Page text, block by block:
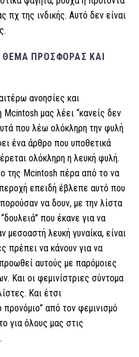
πχ της ινδικής. Αυτό δεν είναι
ΘΈΜΑ ΠΡΟΣΦΟΡΆΣ ΚΑΙ
ανοησίες και
Mcintosh μας λέει “κανείς δεν
που λέω ολόκληρη την φυλή
ένα άρθρο που υποθετικά
ολόκληρη η λευκή φυλή.
της Mcintosh πέρα από το να
επειδή έβλεπε αυτό που
να δουν, με την λίστα
που έκανε για να
μεσοαστή λευκή γυναίκα, είναι
πρέπει να κάνουν για να
αυτούς με παρόμοιες
Και οι φεμινίστριες σύντομα
Και έτσι
προνόμιο” από τον φεμινισμό
για όλους μας στις